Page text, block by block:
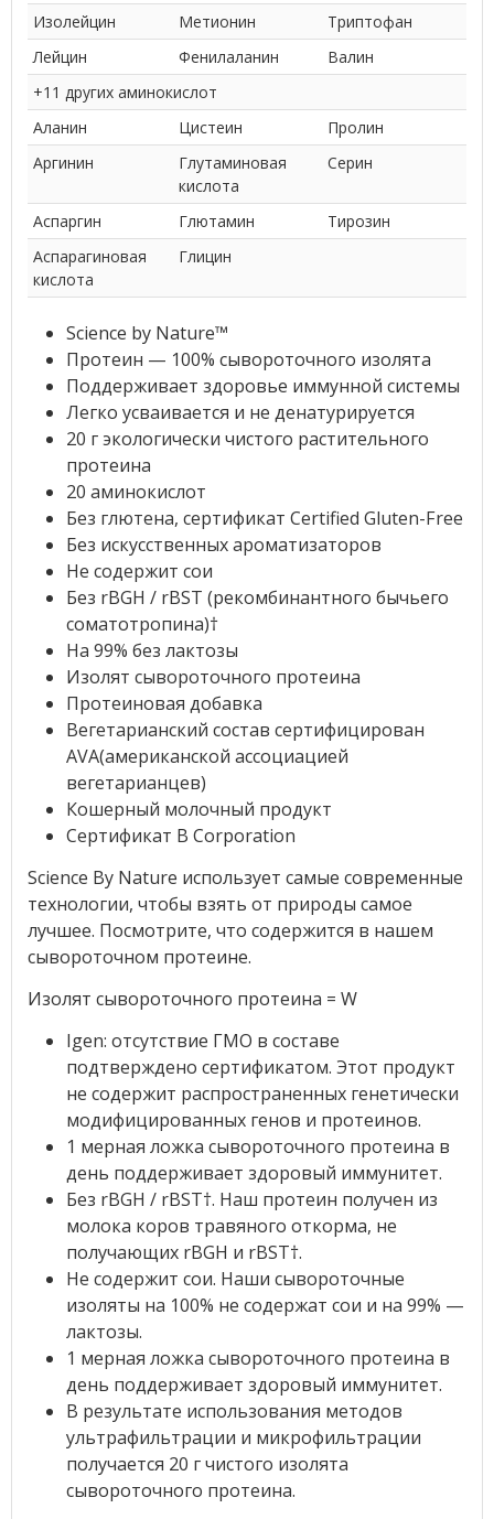
Изолейцин Метионин
Триптофан
Лейцин
Фенилаланин
Валин
+11 других аминокислот
Аланин
Цистеин
Пролин
Аргинин
Глутаминовая
кислота
Серин
Аспаргин Глютамин
Тирозин
Аспарагиновая
кислота
Глицин
Science by Nature™
Протеин — 100% сывороточного изолята
Поддерживает здоровье иммунной системы
Легко усваивается и не денатурируется
20 г экологически чистого растительного
протеина
20 аминокислот
Без глютена, сертификат Certified Gluten-Free
Без искусственных ароматизаторов
Не содержит сои
Без rBGH / rBST (рекомбинантного бычьего
соматотропина)†
На 99% без лактозы
Изолят сывороточного протеина
Протеиновая добавка
Вегетарианский состав сертифицирован
AVA(американской ассоциацией
вегетарианцев)
Кошерный молочный продукт
Сертификат B Corporation
Science By Nature использует самые современные
технологии, чтобы взять от природы самое
лучшее. Посмотрите, что содержится в нашем
сывороточном протеине.
Изолят сывороточного протеина = W
Igen: отсутствие ГМО в составе
подтверждено сертификатом. Этот продукт
не содержит распространенных генетически
модифицированных генов и протеинов.
1 мерная ложка сывороточного протеина в
день поддерживает здоровый иммунитет.
Без rBGH / rBST†. Наш протеин получен из
молока коров травяного откорма, не
получающих rBGH и rBST†.
Не содержит сои. Наши сывороточные
изоляты на 100% не содержат сои и на 99% —
лактозы.
1 мерная ложка сывороточного протеина в
день поддерживает здоровый иммунитет.
В результате использования методов
ультрафильтрации и микрофильтрации
получается 20 г чистого изолята
сывороточного протеина.